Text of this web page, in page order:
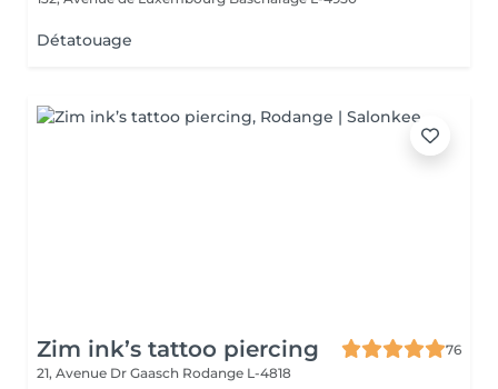
Détatouage
Zim ink’s tattoo piercing
76
21, Avenue Dr Gaasch Rodange L-4818